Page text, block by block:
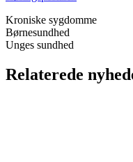
Kroniske sygdomme
Børnesundhed
Unges sundhed
Relaterede